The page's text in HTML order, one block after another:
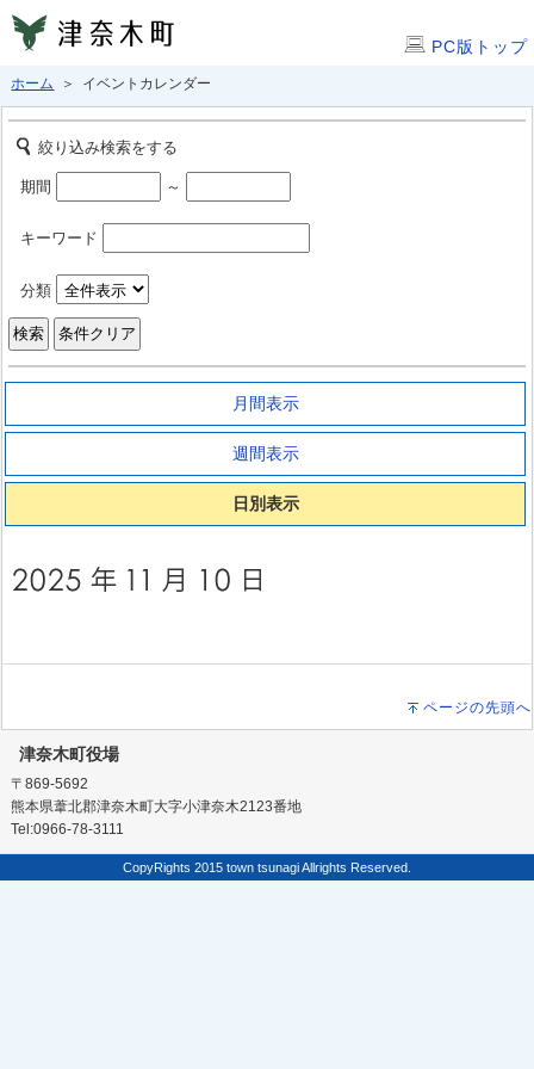
PC版トップ
ホーム ＞ イベントカレンダー
絞り込み検索をする
期間 ～
キーワード
分類
月間表示
週間表示
日別表示
ページの先頭へ
津奈木町役場
〒869-5692
熊本県葦北郡津奈木町大字小津奈木2123番地
Tel:0966-78-3111
CopyRights 2015 town tsunagi Allrights Reserved.